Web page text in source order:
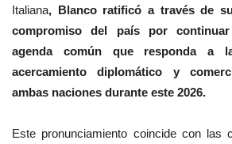
Italiana, Blanco ratificó a través de
compromiso del país por
agenda común que responda a
acercamiento diplomático y
ambas naciones durante este 2026.
Este pronunciamiento coincide con las